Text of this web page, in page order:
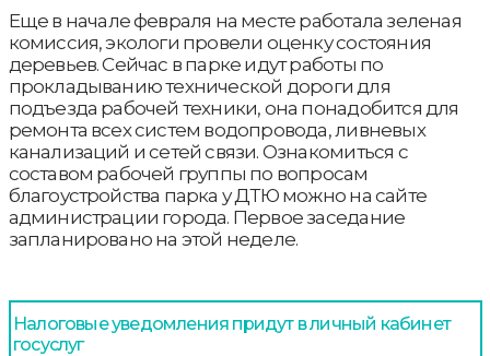
Еще в начале февраля на месте работала зеленая
комиссия, экологи провели оценку состояния
деревьев. Сейчас в парке идут работы по
прокладыванию технической дороги для
подъезда рабочей техники, она понадобится для
ремонта всех систем водопровода, ливневых
канализаций и сетей связи. Ознакомиться с
составом рабочей группы по вопросам
благоустройства парка у ДТЮ можно на сайте
администрации города. Первое заседание
запланировано на этой неделе.
Налоговые уведомления придут в личный кабинет
госуслуг